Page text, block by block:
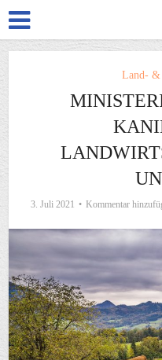
Land- &
3. Juli 2021 Kommentar